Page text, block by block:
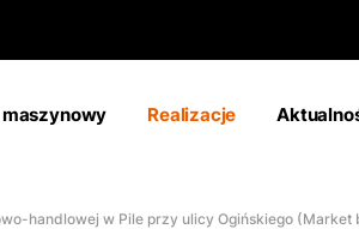
maszynowy Realizacje
handlowej w Pile przy ulicy Ogińskiego